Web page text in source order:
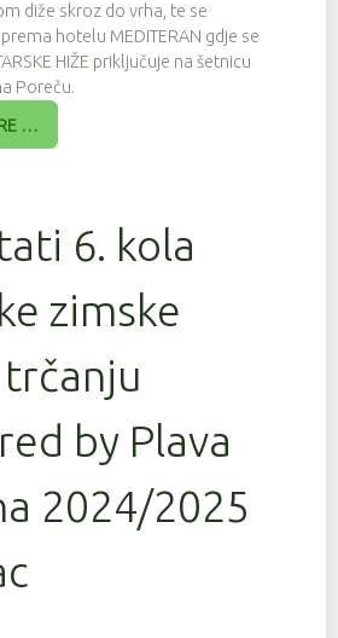
diže skroz do vrha, te se
hotelu MEDITERAN gdje se
HIŽE priključuje na šetnicu
Poreču.
…
6. kola
zimske
by Plava
2024/2025